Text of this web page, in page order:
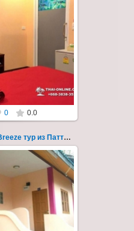
Breeze" на пляже Ао
124
Online
0 0.0
Ко Самет отель Sea Breeze тур из Паттайи фото 125
Самет из Паттайи, с
Breeze" на пляже Ао
125